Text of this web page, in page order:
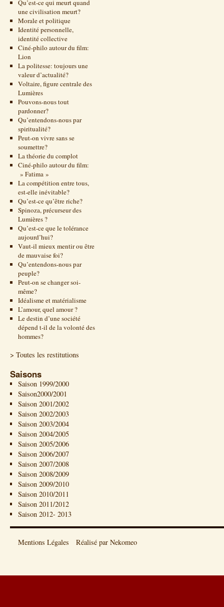
Qu’est-ce qui meurt quand
une civilisation meurt?
Morale et politique
Identité personnelle,
identité collective
Ciné-philo autour du film:
Lion
La politesse: toujours une
valeur d’actualité?
Voltaire, figure centrale des
Lumières
Pouvons-nous tout
pardonner?
Qu’entendons-nous par
spiritualité?
Peut-on vivre sans se
soumettre?
La théorie du complot
Ciné-philo autour du film:
» Fatima »
La compétition entre tous,
est-elle inévitable?
Qu’est-ce qu’être riche?
Spinoza, précurseur des
Lumières ?
Qu’est-ce que le tolérance
aujourd’hui?
Vaut-il mieux mentir ou être
de mauvaise foi?
Qu’entendons-nous par
peuple?
Peut-on se changer soi-
même?
Idéalisme et matérialisme
L’amour, quel amour ?
Le destin d’une société
dépend t-il de la volonté des
hommes?
> Toutes les restitutions
Saisons
Saison 1999/2000
Saison2000/2001
Saison 2001/2002
Saison 2002/2003
Saison 2003/2004
Saison 2004/2005
Saison 2005/2006
Saison 2006/2007
Saison 2007/2008
Saison 2008/2009
Saison 2009/2010
Saison 2010/2011
Saison 2011/2012
Saison 2012- 2013
Mentions Légales Réalisé par Nekomeo